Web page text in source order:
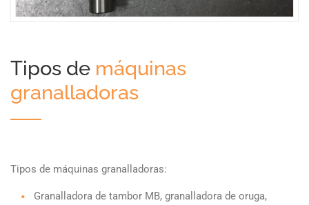
Tipos de máquinas
granalladoras
Tipos de máquinas granalladoras:
Granalladora de tambor MB, granalladora de oruga,